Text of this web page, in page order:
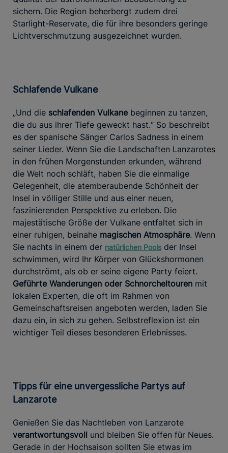
sichern. Die Region beherbergt zudem drei
Starlight-Reservate, die für ihre besonders geringe
Lichtverschmutzung ausgezeichnet wurden.
Schlafende Vulkane
„Und die schlafenden Vulkane beginnen zu tanzen,
die du aus ihrer Tiefe geweckt hast.“ So beschreibt
es der spanische Sänger Carlos Sadness in einem
seiner Lieder. Wenn Sie die Landschaften Lanzarotes
in den frühen Morgenstunden erkunden, während
die Welt noch schläft, haben Sie die einmalige
Gelegenheit, die atemberaubende Schönheit der
Insel in völliger Stille und aus einer neuen,
faszinierenden Perspektive zu erleben. Die
majestätische Größe der Vulkane entfaltet sich in
einer ruhigen, beinahe magischen Atmosphäre. Wenn
Sie nachts in einem der natürlichen Pools der Insel
schwimmen, wird Ihr Körper von Glückshormonen
durchströmt, als ob er seine eigene Party feiert.
Geführte Wanderungen oder Schnorcheltouren mit
lokalen Experten, die oft im Rahmen von
Gemeinschaftsreisen angeboten werden, laden Sie
dazu ein, in sich zu gehen. Selbstreflexion ist ein
wichtiger Teil dieses besonderen Erlebnisses.
Tipps für eine unvergessliche Partys auf
Lanzarote
Genießen Sie das Nachtleben von Lanzarote
verantwortungsvoll und bleiben Sie offen für Neues.
Gerade in der Hochsaison sollten Sie etwas im